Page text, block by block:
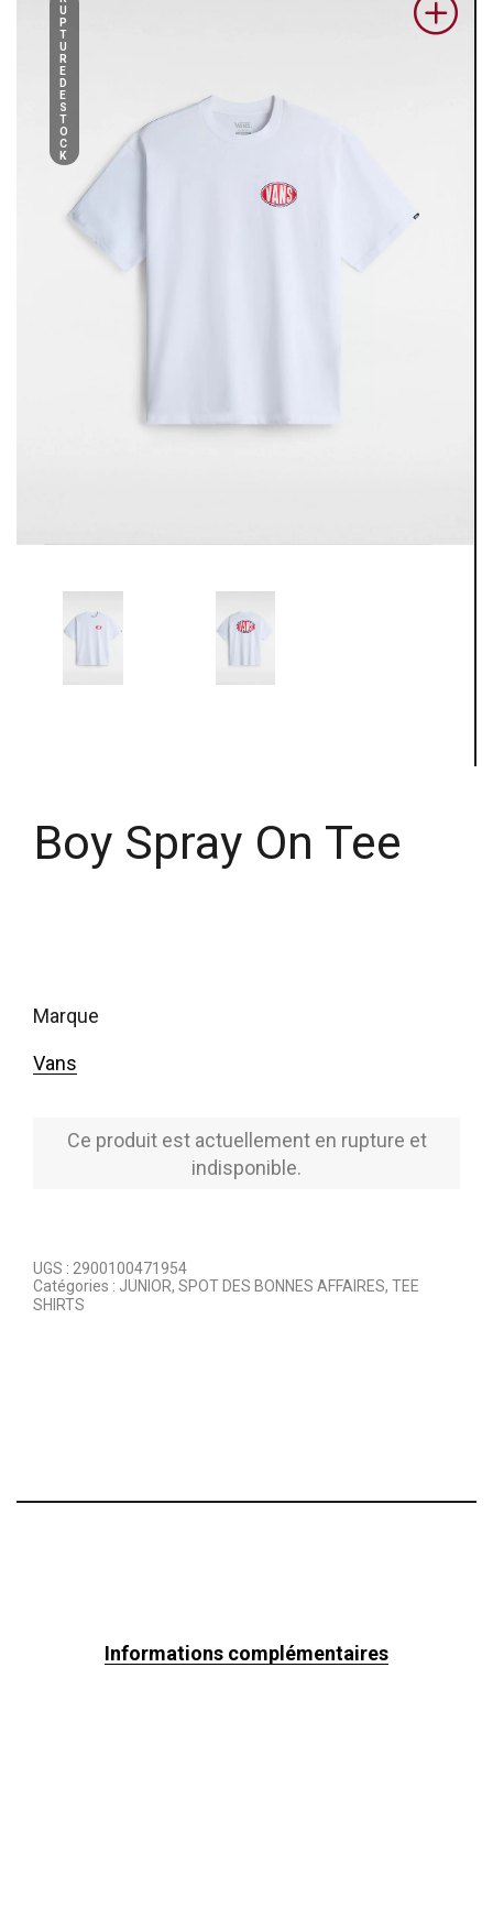
U
P
T
U
R
E
D
E
S
T
O
C
K
Boy Spray On Tee
marque
Vans
Ce produit est actuellement en rupture et
indisponible.
UGS : 2900100471954
Catégories : JUNIOR, SPOT DES BONNES AFFAIRES, TEE
SHIRTS
Informations complémentaires